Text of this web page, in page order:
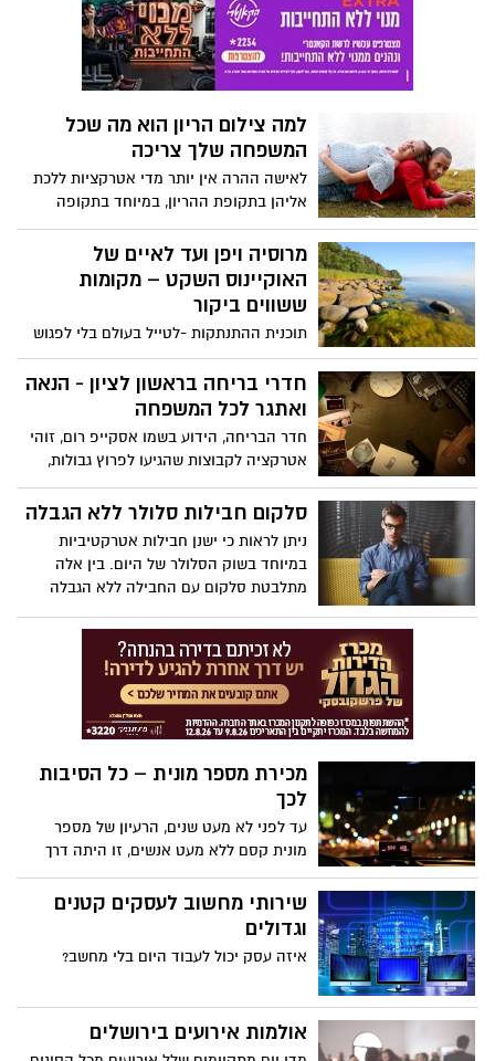
אחת המצוקות המטרידות של ענף התחבורה
בישראל
למה צילום הריון הוא מה שכל
המשפחה שלך צריכה
לאישה ההרה אין יותר מדי אטרקציות ללכת
אליהן בתקופת ההריון, במיוחד בתקופה
המתקדמת יותר של ההריון, צילום הריון בא
לפתור את הבעיה הזו.
מרוסיה ויפן ועד לאיים של
האוקיינוס השקט – מקומות
ששווים ביקור
תוכנית ההתנתקות -לטייל בעולם בלי לפגוש
ישראלים
חדרי בריחה בראשון לציון - הנאה
ואתגר לכל המשפחה
חדר הבריחה, הידוע בשמו אסקייפ רום, זוהי
אטרקציה לקבוצות שהגיעו לפרוץ גבולות,
לגלות דברים חדשים ולעבוד כצוות. חדר
הבריחה עוזר לאנשים להתגבש אחד עם
להכיר אחד את השני יותר טוב. אלפי
משפחות, חברים וצוותים הגיעו לחדרי
הבריחה הפזורים בארץ, על מנת לקבל את
החוויה הגדולה ביותר שהחדר מציעה להם.
ישנם בנוסף חדרי בריחה בראשון לציון, חדרים
המיועדים למשימות משפחתיות.
סלקום חבילות סלולר ללא הגבלה
ניתן לראות כי ישנן חבילות אטרקטיביות
במיוחד בשוק הסלולר של היום. בין אלה
מתלבטת סלקום עם החבילה ללא הגבלה
מעולה בעבור אלו מכם שרואים עצמם עושים
שימוש נרחב ביותר במכשיר שלהם וזאת
מפאת כל סיבה שרק תהיה. בעזרת חבילה
מעין זו תוכלו לחסוך בהוצאות שלכם וזאת
בקלות יוצאת דופן.
מכירת מספר מונית – כל הסיבות
לכך
עד לפני לא מעט שנים, הרעיון של מספר
מונית קסם ללא מעט אנשים, זו היתה דרך
פשוטה להרוויח כסף, גם אם לא עסקנו
בתחום.
שירותי מחשוב לעסקים קטנים
וגדולים
איזה עסק יכול לעבוד היום בלי מחשב?
אולמות אירועים בירושלים